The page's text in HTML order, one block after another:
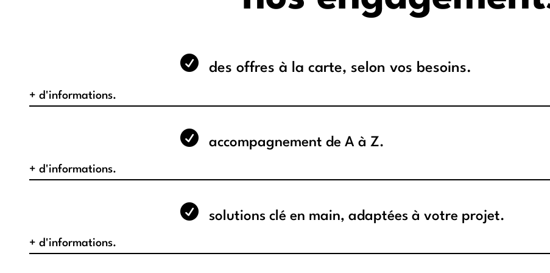
 des offres à la carte, selon vos besoins.
+ d'informations.
 accompagnement de A à Z.
+ d'informations.
 solutions clé en main, adaptées à votre projet.
+ d'informations.